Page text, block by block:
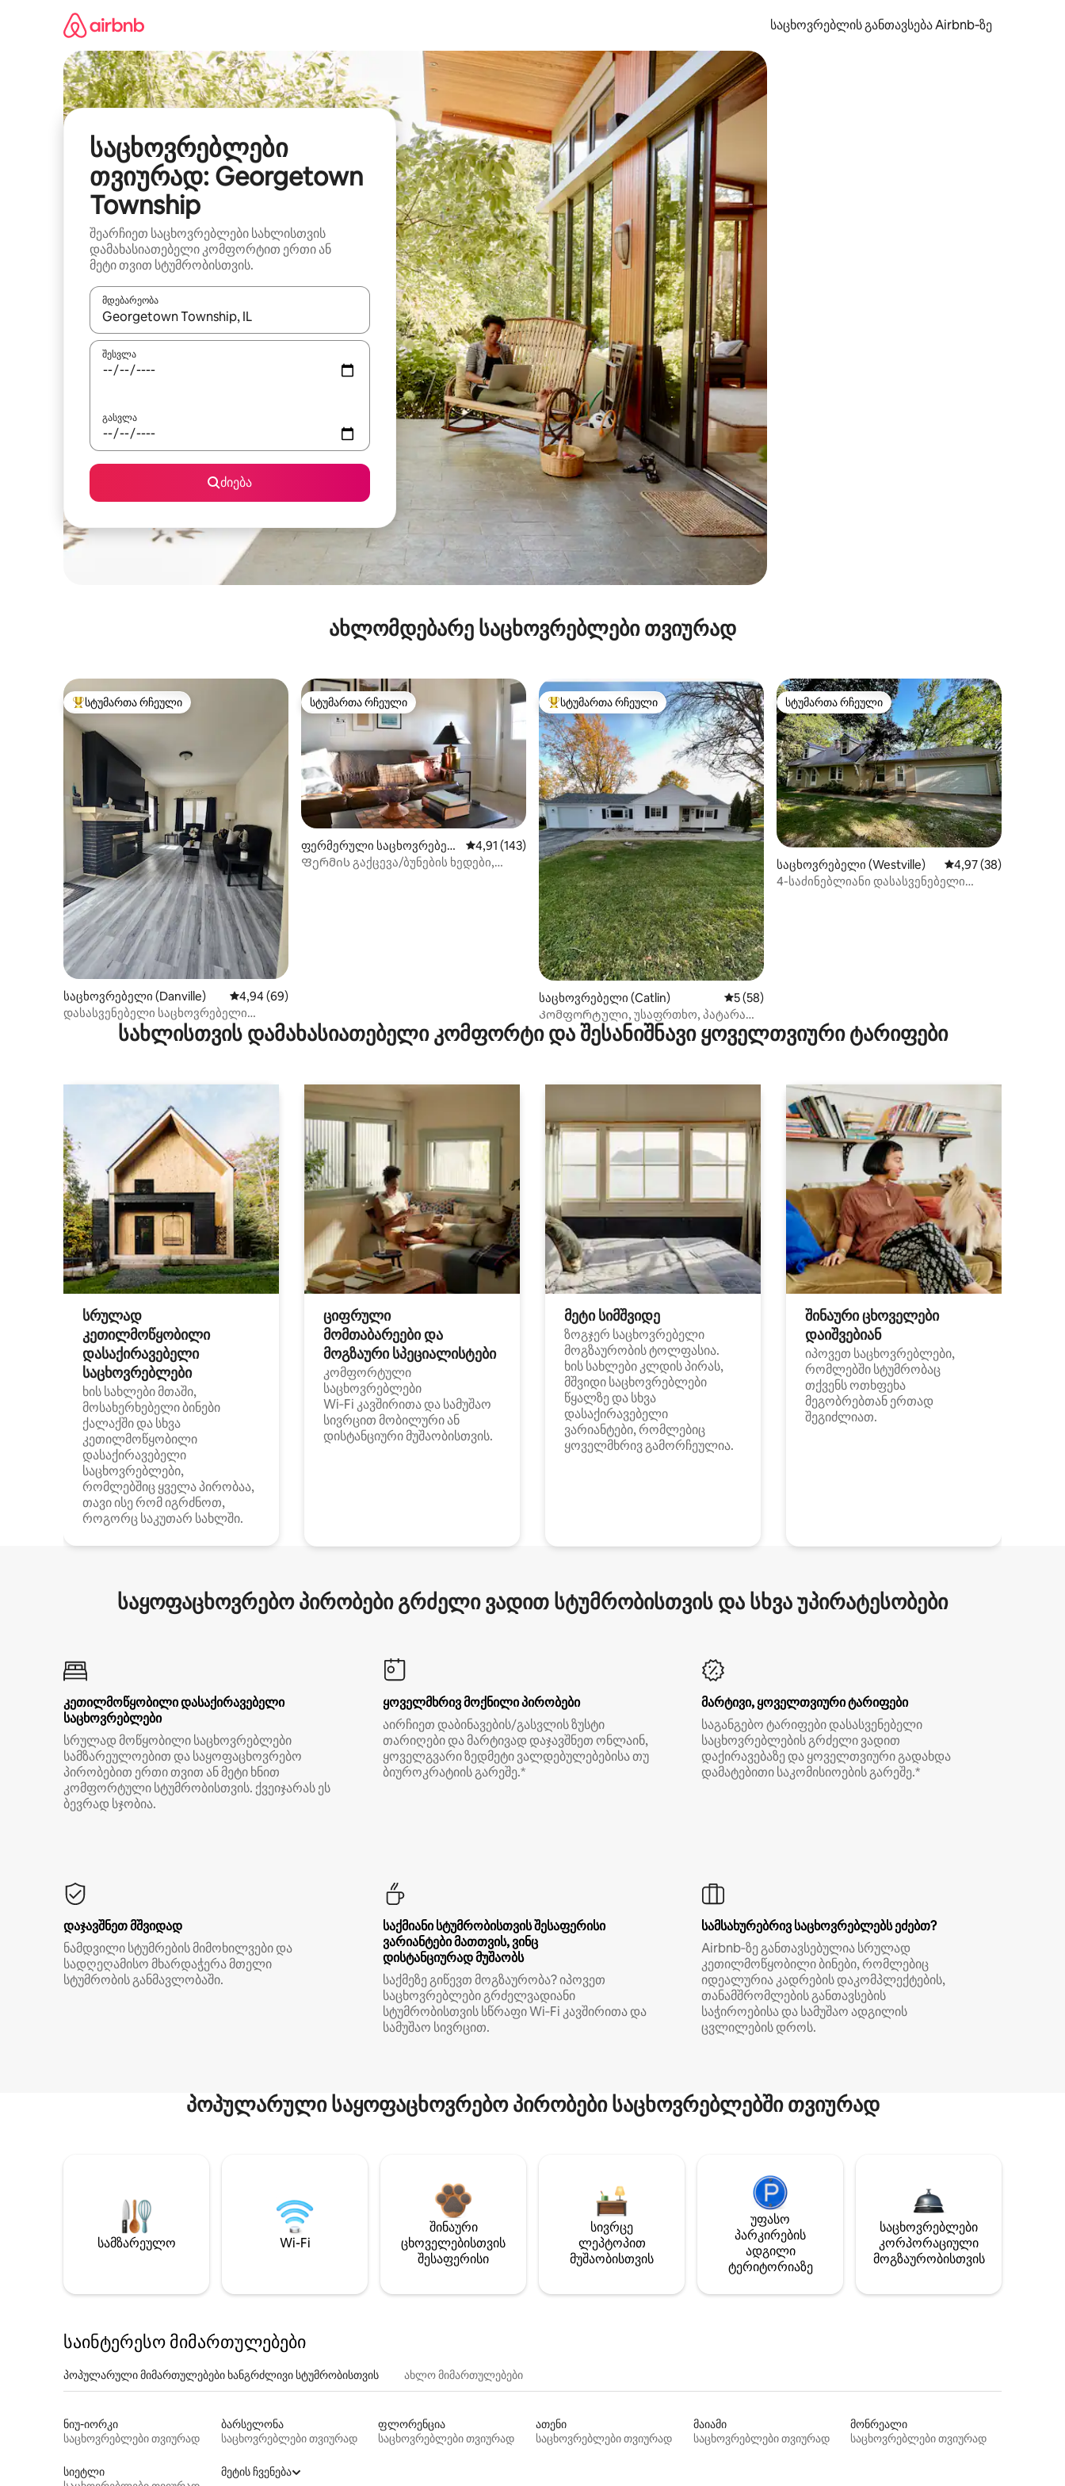
საცხოვრებლის განთავსება Airbnb‑ზე
საცხოვრებლები
თვიურად: Georgetown
Township
შეარჩიეთ საცხოვრებლები სახლისთვის
დამახასიათებელი კომფორტით ერთი ან
მეტი თვით სტუმრობისთვის.
მდებარეობა
როცა შედეგები ხელმისაწვდომი გახდება, ნავიგაციისთვის გამოიყენეთ კლავიშები ზემოთ/ქვემოთ მიმართული ისრებით ან შეხებისა თუ თითის გასმის ჟესტები.
შესვლა
გასვლა
ძიება
ახლომდებარე საცხოვრებლები თვიურად
სტუმართა რჩეული მოწინავე ვარიანტი
სტუმართა რჩეული
საცხოვრებელი (Danville) საშუალო შეფასებაა 5‑დან 4,94, 69 მიმოხილვა
4,94 (69)
დასასვენებელი საცხოვრებელი
დენვილში | შესანიშნავი მდებარეობა
სტუმართა რჩეული
სტუმართა რჩეული
ფერმერული საცხოვრებელ
ი (Georgetown)
საშუალო შეფასებაა 5‑დან 4,91, 143 მიმოხილვა
4,91 (143)
Ფერმის გაქცევა/ბუნების ხედები,
სტუმართა რჩეული მოწინავე ვარიანტი
სტუმართა რჩეული
საცხოვრებელი (Catlin) საშუალო შეფასებაა 5‑დან 5, 58 მიმოხილვა
5 (58)
Კომფორტული, უსაფრთხო, პატარა
ქალაქის სახლი
სტუმართა რჩეული
სტუმართა რჩეული
საცხოვრებელი (Westville) საშუალო შეფასებაა
4,97 (38)
4-საძინებლიანი დასასვენებელი
სახლისთვის დამახასიათებელი კომფორტი და შესანიშნავი ყოველთვიური ტარიფები
სრულად
კეთილმოწყობილი
დასაქირავებელი
საცხოვრებლები
ხის სახლები მთაში,
მოსახერხებელი ბინები
ქალაქში და სხვა
კეთილმოწყობილი
დასაქირავებელი
საცხოვრებლები,
რომლებშიც ყველა პირობაა,
თავი ისე რომ იგრძნოთ,
როგორც საკუთარ სახლში.
ციფრული
მომთაბარეები და
მოგზაური სპეციალისტები
კომფორტული
საცხოვრებლები
Wi‑Fi კავშირითა და სამუშაო
სივრცით მობილური ან
დისტანციური მუშაობისთვის.
მეტი სიმშვიდე
ზოგჯერ საცხოვრებელი
მოგზაურობის ტოლფასია.
ხის სახლები კლდის პირას,
მშვიდი საცხოვრებლები
წყალზე და სხვა
დასაქირავებელი
ვარიანტები, რომლებიც
ყოველმხრივ გამორჩეულია.
შინაური ცხოველები
დაიშვებიან
იპოვეთ საცხოვრებლები,
რომლებში სტუმრობაც
თქვენს ოთხფეხა
მეგობრებთან ერთად
შეგიძლიათ.
საყოფაცხოვრებო პირობები გრძელი ვადით სტუმრობისთვის და სხვა უპირატესობები
კეთილმოწყობილი დასაქირავებელი
საცხოვრებლები
სრულად მოწყობილი საცხოვრებლები
სამზარეულოებით და საყოფაცხოვრებო
პირობებით ერთი თვით ან მეტი ხნით
კომფორტული სტუმრობისთვის. ქვეიჯარას ეს
ბევრად სჯობია.
ყოველმხრივ მოქნილი პირობები
აირჩიეთ დაბინავების/გასვლის ზუსტი
თარიღები და მარტივად დაჯავშნეთ ონლაინ,
ყოველგვარი ზედმეტი ვალდებულებებისა თუ
ბიუროკრატიის გარეშე.*
მარტივი, ყოველთვიური ტარიფები
საგანგებო ტარიფები დასასვენებელი
საცხოვრებლების გრძელი ვადით
დაქირავებაზე და ყოველთვიური გადახდა
დამატებითი საკომისიოების გარეშე.*
დაჯავშნეთ მშვიდად
ნამდვილი სტუმრების მიმოხილვები და
სადღეღამისო მხარდაჭერა მთელი
სტუმრობის განმავლობაში.
საქმიანი სტუმრობისთვის შესაფერისი
ვარიანტები მათთვის, ვინც
დისტანციურად მუშაობს
საქმეზე გიწევთ მოგზაურობა? იპოვეთ
საცხოვრებლები გრძელვადიანი
სტუმრობისთვის სწრაფი Wi‑Fi კავშირითა და
სამუშაო სივრცით.
სამსახურებრივ საცხოვრებლებს ეძებთ?
Airbnb‑ზე განთავსებულია სრულად
კეთილმოწყობილი ბინები, რომლებიც
იდეალურია კადრების დაკომპლექტების,
თანამშრომლების განთავსების
საჭიროებისა და სამუშაო ადგილის
ცვლილების დროს.
პოპულარული საყოფაცხოვრებო პირობები საცხოვრებლებში თვიურად
სამზარეულო Wi-Fi
შინაური
ცხოველებისთვის
შესაფერისი
სივრცე
ლეპტოპით
მუშაობისთვის
უფასო
პარკირების
ადგილი
ტერიტორიაზე
საცხოვრებლები
კორპორაციული
მოგზაურობისთვის
საინტერესო მიმართულებები
პოპულარული მიმართულებები ხანგრძლივი სტუმრობისთვის ახლო მიმართულებები
ნიუ-იორკი
საცხოვრებლები თვიურად
ბარსელონა
საცხოვრებლები თვიურად
ფლორენცია
საცხოვრებლები თვიურად
ათენი
საცხოვრებლები თვიურად
მაიამი
საცხოვრებლები თვიურად
მონრეალი
საცხოვრებლები თვიურად
სიეტლი
მეტის ჩვენება